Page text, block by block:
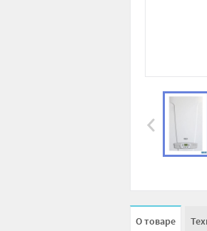
О товаре